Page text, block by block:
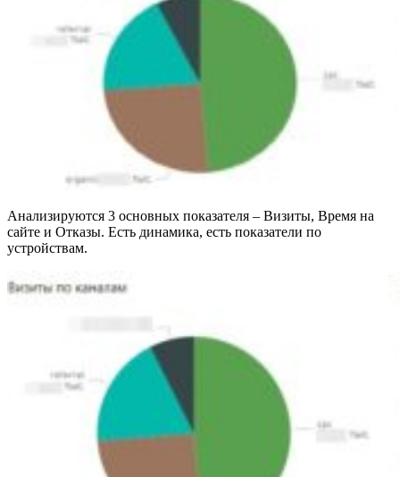
Анализируются 3 основных показателя – Визиты, Время на
сайте и Отказы. Есть динамика, есть показатели по
устройствам.